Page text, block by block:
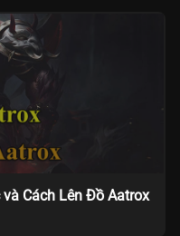
Cách Lên Đồ Aatrox